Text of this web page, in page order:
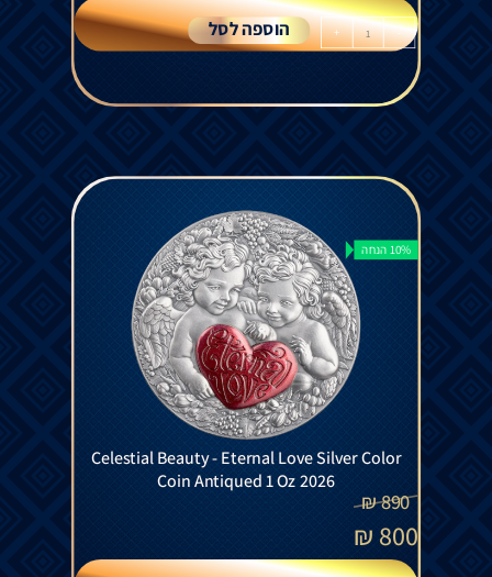
-
+ הוספה לסל
10% הנחה
Celestial Beauty - Eternal Love Silver Color
Coin Antiqued 1 Oz 2026
890
₪
800
₪